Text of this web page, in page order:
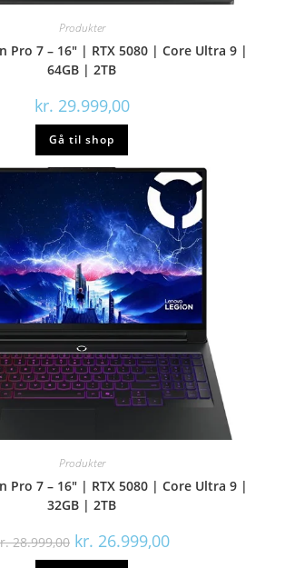
Produkter
Pro 7 – 16″ | RTX 5080 | Core Ultra 9 |
64GB | 2TB
kr. 29.999,00
Gå til shop
Produkter
Pro 7 – 16″ | RTX 5080 | Core Ultra 9 |
32GB | 2TB
28.999,00 Den
oprindelige
pris
kr. 26.999,00Den